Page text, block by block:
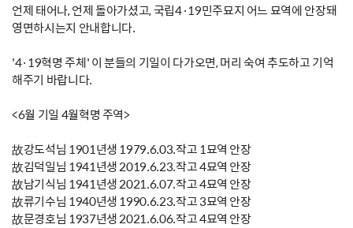
언제 태어나, 언제 돌아가셨고, 국립4·19민주묘지 어느 묘역에 안장돼
영면하시는지 안내합니다.
'4·19혁명 주체' 이 분들의 기일이 다가오면, 머리 숙여 추도하고 기억
해주기 바랍니다.
<6월 기일 4월혁명 주역>
故강도석님 1901년생 1979.6.03.작고 1묘역 안장
故김덕일님 1941년생 2019.6.23.작고 4묘역 안장
故남기식님 1941년생 2021.6.07.작고 4묘역 안장
故류기수님 1940년생 1990.6.23.작고 3묘역 안장
故문경호님 1937년생 2021.6.06.작고 4묘역 안장